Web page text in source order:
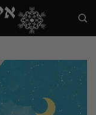
content